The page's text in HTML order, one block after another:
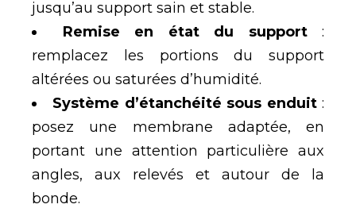
jusqu’au support sain et stable.
Remise en état du support:
remplacez les portions du support
altérées ou saturées d’humidité.
Système d’étanchéité sous enduit:
posez une membrane adaptée, en
portant une attention particulière aux
angles, aux relevés et autour de la
bonde.